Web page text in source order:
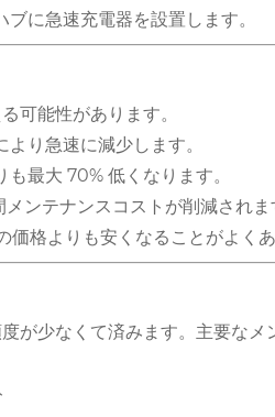
に急速充電器を設置します。
可能性があります。
り急速に減少します。
最大 70% 低くなります。
ンテナンスコストが削減されま
格よりも安くなることがよくあ
が少なくて済みます。主要なメ